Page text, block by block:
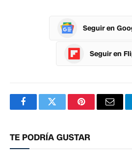
Seguir en
Seguir en
FacebookTwitterPinterest
TE PODRÍA GUSTAR